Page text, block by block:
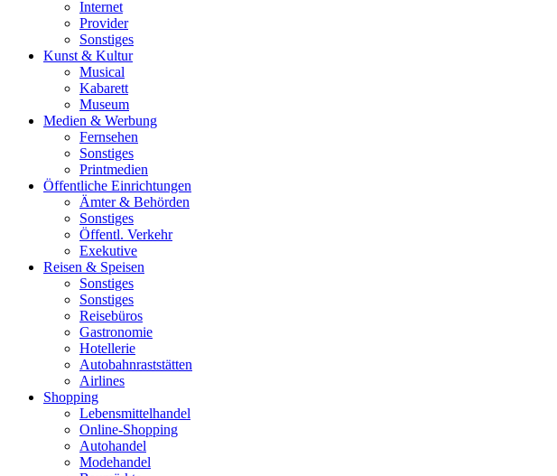
Internet
Provider
Sonstiges
Kunst & Kultur
Musical
Kabarett
Museum
Medien & Werbung
Fernsehen
Sonstiges
Printmedien
Öffentliche Einrichtungen
Ämter & Behörden
Sonstiges
Öffentl. Verkehr
Exekutive
Reisen & Speisen
Sonstiges
Sonstiges
Reisebüros
Gastronomie
Hotellerie
Autobahnraststätten
Airlines
Shopping
Lebensmittelhandel
Online-Shopping
Autohandel
Modehandel